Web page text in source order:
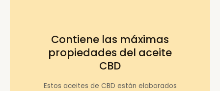
Contiene las máximas
propiedades del aceite
CBD
Estos aceites de CBD están elaborados